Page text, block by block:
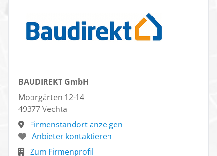
BAUDIREKT GmbH
Moorgärten 12-14
49377 Vechta
Firmenstandort anzeigen
Anbieter kontaktieren
Zum Firmenprofil